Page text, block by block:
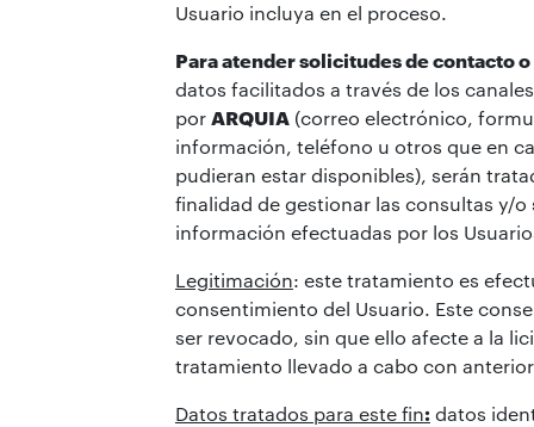
Usuario incluya en el proceso.
Para atender solicitudes de contacto
datos facilitados a través de los
por ARQUIA(correo electrónico,
información, teléfono u otros que en
pudieran estar disponibles), serán
finalidad de gestionar las consultas y/o
información efectuadas por los
Legitimación: este tratamiento es
consentimiento del Usuario. Este
ser revocado, sin que ello afecte a la
tratamiento llevado a cabo con
Datos tratados para este fin: datos